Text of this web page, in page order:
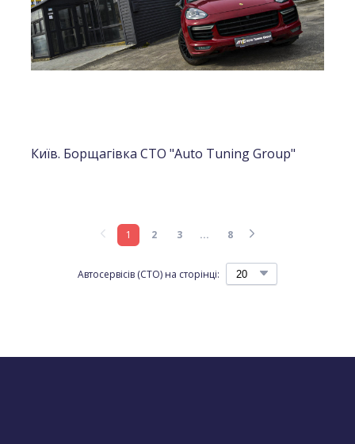
Київ. Борщагівка СТО "Auto Tuning Group"
Автосервісів (СТО) на сторінці:
1 2 3 ... 8